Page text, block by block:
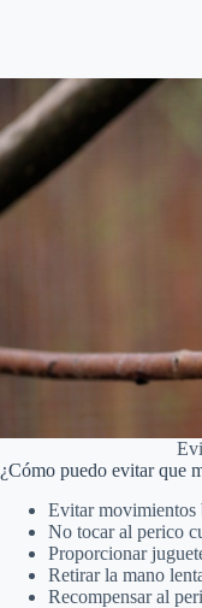
¿Cómo puedo evitar que
Evitar movimientos
No tocar al perico
Proporcionar
Retirar la mano
Recompensar al